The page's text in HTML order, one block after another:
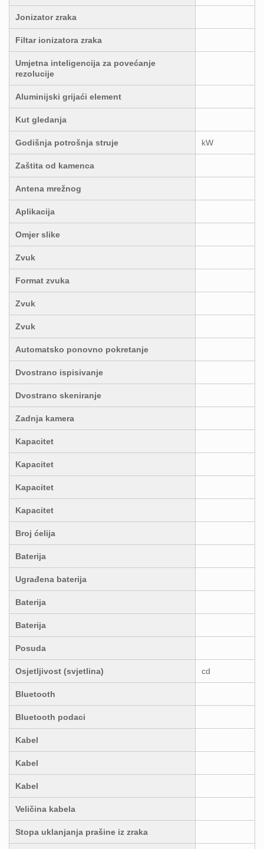
Jonizator zraka
Filtar ionizatora zraka
Umjetna inteligencija za povećanje
rezolucije
Aluminijski grijaći element
Kut gledanja
Godišnja potrošnja struje kW
Zaštita od kamenca
Antena mrežnog
Aplikacija
Omjer slike
Zvuk
Format zvuka
Zvuk
Zvuk
Automatsko ponovno pokretanje
Dvostrano ispisivanje
Dvostrano skeniranje
Zadnja kamera
Kapacitet
Kapacitet
Kapacitet
Kapacitet
Broj ćelija
Baterija
Ugrađena baterija
Baterija
Baterija
Posuda
Osjetljivost (svjetlina) cd
Bluetooth
Bluetooth podaci
Kabel
Kabel
Kabel
Veličina kabela
Stopa uklanjanja prašine iz zraka